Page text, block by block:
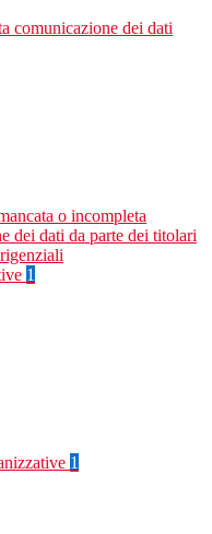
comunicazione dei dati
o incompleta
dei dati da parte dei titolari
1
1